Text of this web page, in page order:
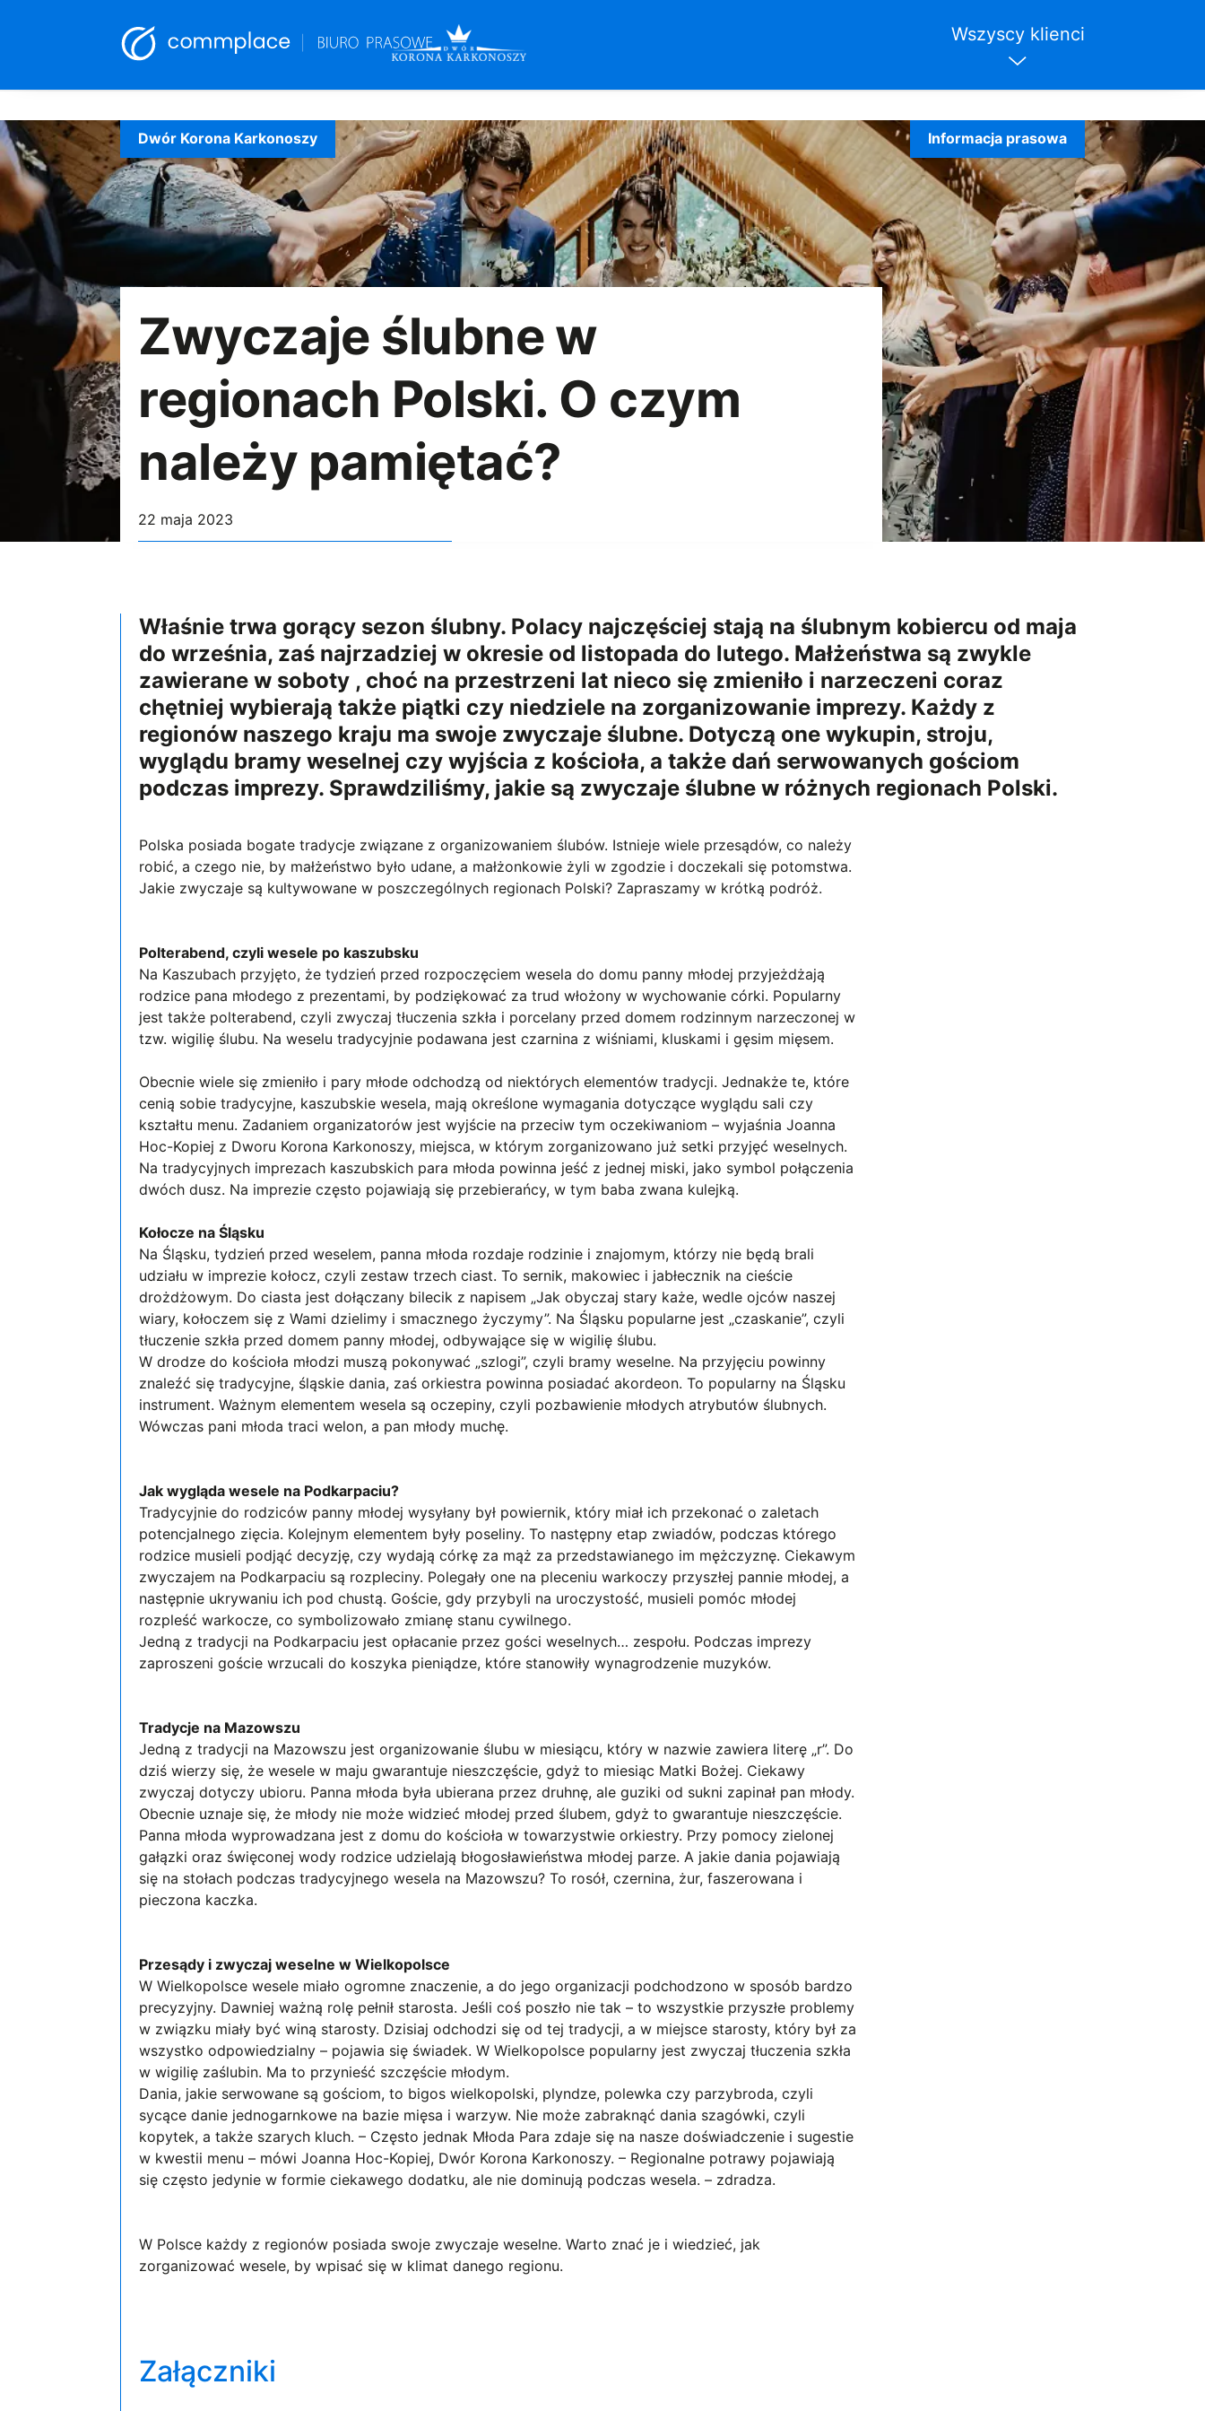
to
content
Wszyscy klienci
Zwyczaje ślubne w
regionach Polski. O czym
należy pamiętać?
22 maja 2023
Dwór Korona Karkonoszy Informacja prasowa
Właśnie trwa gorący sezon ślubny. Polacy najczęściej stają na ślubnym kobiercu od maja
do września, zaś najrzadziej w okresie od listopada do lutego. Małżeństwa są zwykle
zawierane w soboty , choć na przestrzeni lat nieco się zmieniło i narzeczeni coraz
chętniej wybierają także piątki czy niedziele na zorganizowanie imprezy. Każdy z
regionów naszego kraju ma swoje zwyczaje ślubne. Dotyczą one wykupin, stroju,
wyglądu bramy weselnej czy wyjścia z kościoła, a także dań serwowanych gościom
podczas imprezy. Sprawdziliśmy, jakie są zwyczaje ślubne w różnych regionach Polski.
Polska posiada bogate tradycje związane z organizowaniem ślubów. Istnieje wiele przesądów, co należy
robić, a czego nie, by małżeństwo było udane, a małżonkowie żyli w zgodzie i doczekali się potomstwa.
Jakie zwyczaje są kultywowane w poszczególnych regionach Polski? Zapraszamy w krótką podróż.
Polterabend, czyli wesele po kaszubsku
Na Kaszubach przyjęto, że tydzień przed rozpoczęciem wesela do domu panny młodej przyjeżdżają
rodzice pana młodego z prezentami, by podziękować za trud włożony w wychowanie córki. Popularny
jest także polterabend, czyli zwyczaj tłuczenia szkła i porcelany przed domem rodzinnym narzeczonej w
tzw. wigilię ślubu. Na weselu tradycyjnie podawana jest czarnina z wiśniami, kluskami i gęsim mięsem.
Obecnie wiele się zmieniło i pary młode odchodzą od niektórych elementów tradycji. Jednakże te, które
cenią sobie tradycyjne, kaszubskie wesela, mają określone wymagania dotyczące wyglądu sali czy
kształtu menu. Zadaniem organizatorów jest wyjście na przeciw tym oczekiwaniom – wyjaśnia Joanna
Hoc-Kopiej z Dworu Korona Karkonoszy, miejsca, w którym zorganizowano już setki przyjęć weselnych.
Na tradycyjnych imprezach kaszubskich para młoda powinna jeść z jednej miski, jako symbol połączenia
dwóch dusz. Na imprezie często pojawiają się przebierańcy, w tym baba zwana kulejką.
Kołocze na Śląsku
Na Śląsku, tydzień przed weselem, panna młoda rozdaje rodzinie i znajomym, którzy nie będą brali
udziału w imprezie kołocz, czyli zestaw trzech ciast. To sernik, makowiec i jabłecznik na cieście
drożdżowym. Do ciasta jest dołączany bilecik z napisem „Jak obyczaj stary każe, wedle ojców naszej
wiary, kołoczem się z Wami dzielimy i smacznego życzymy”. Na Śląsku popularne jest „czaskanie”, czyli
tłuczenie szkła przed domem panny młodej, odbywające się w wigilię ślubu.
W drodze do kościoła młodzi muszą pokonywać „szlogi”, czyli bramy weselne. Na przyjęciu powinny
znaleźć się tradycyjne, śląskie dania, zaś orkiestra powinna posiadać akordeon. To popularny na Śląsku
instrument. Ważnym elementem wesela są oczepiny, czyli pozbawienie młodych atrybutów ślubnych.
Wówczas pani młoda traci welon, a pan młody muchę.
Jak wygląda wesele na Podkarpaciu?
Tradycyjnie do rodziców panny młodej wysyłany był powiernik, który miał ich przekonać o zaletach
potencjalnego zięcia. Kolejnym elementem były poseliny. To następny etap zwiadów, podczas którego
rodzice musieli podjąć decyzję, czy wydają córkę za mąż za przedstawianego im mężczyznę. Ciekawym
zwyczajem na Podkarpaciu są rozpleciny. Polegały one na pleceniu warkoczy przyszłej pannie młodej, a
następnie ukrywaniu ich pod chustą. Goście, gdy przybyli na uroczystość, musieli pomóc młodej
rozpleść warkocze, co symbolizowało zmianę stanu cywilnego.
Jedną z tradycji na Podkarpaciu jest opłacanie przez gości weselnych… zespołu. Podczas imprezy
zaproszeni goście wrzucali do koszyka pieniądze, które stanowiły wynagrodzenie muzyków.
Tradycje na Mazowszu
Jedną z tradycji na Mazowszu jest organizowanie ślubu w miesiącu, który w nazwie zawiera literę „r”. Do
dziś wierzy się, że wesele w maju gwarantuje nieszczęście, gdyż to miesiąc Matki Bożej. Ciekawy
zwyczaj dotyczy ubioru. Panna młoda była ubierana przez druhnę, ale guziki od sukni zapinał pan młody.
Obecnie uznaje się, że młody nie może widzieć młodej przed ślubem, gdyż to gwarantuje nieszczęście.
Panna młoda wyprowadzana jest z domu do kościoła w towarzystwie orkiestry. Przy pomocy zielonej
gałązki oraz święconej wody rodzice udzielają błogosławieństwa młodej parze. A jakie dania pojawiają
się na stołach podczas tradycyjnego wesela na Mazowszu? To rosół, czernina, żur, faszerowana i
pieczona kaczka.
Przesądy i zwyczaj weselne w Wielkopolsce
W Wielkopolsce wesele miało ogromne znaczenie, a do jego organizacji podchodzono w sposób bardzo
precyzyjny. Dawniej ważną rolę pełnił starosta. Jeśli coś poszło nie tak – to wszystkie przyszłe problemy
w związku miały być winą starosty. Dzisiaj odchodzi się od tej tradycji, a w miejsce starosty, który był za
wszystko odpowiedzialny – pojawia się świadek. W Wielkopolsce popularny jest zwyczaj tłuczenia szkła
w wigilię zaślubin. Ma to przynieść szczęście młodym.
Dania, jakie serwowane są gościom, to bigos wielkopolski, plyndze, polewka czy parzybroda, czyli
sycące danie jednogarnkowe na bazie mięsa i warzyw. Nie może zabraknąć dania szagówki, czyli
kopytek, a także szarych kluch. – Często jednak Młoda Para zdaje się na nasze doświadczenie i sugestie
w kwestii menu – mówi Joanna Hoc-Kopiej, Dwór Korona Karkonoszy. – Regionalne potrawy pojawiają
się często jedynie w formie ciekawego dodatku, ale nie dominują podczas wesela. – zdradza.
W Polsce każdy z regionów posiada swoje zwyczaje weselne. Warto znać je i wiedzieć, jak
zorganizować wesele, by wpisać się w klimat danego regionu.
Załączniki